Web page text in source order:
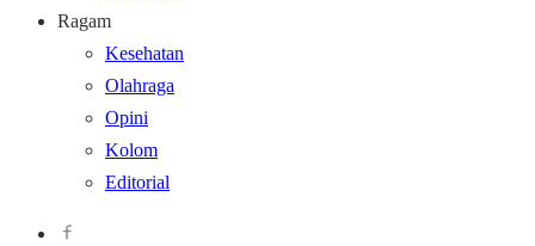
Ragam
Kesehatan
Olahraga
Opini
Kolom
Editorial